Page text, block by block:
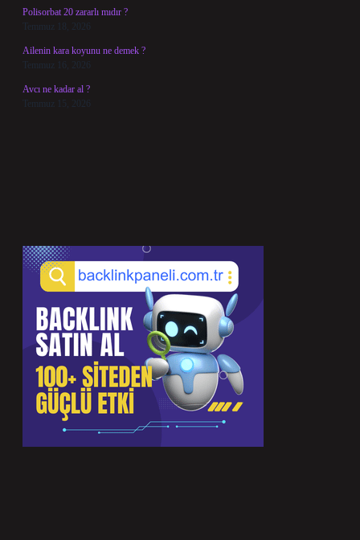
Polisorbat 20 zararlı mıdır ?
Temmuz 18, 2026
Ailenin kara koyunu ne demek ?
Temmuz 16, 2026
Avcı ne kadar al ?
Temmuz 15, 2026